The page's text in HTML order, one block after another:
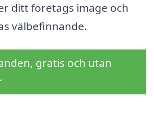
ditt företags image och
välbefinnande.
gratis och utan